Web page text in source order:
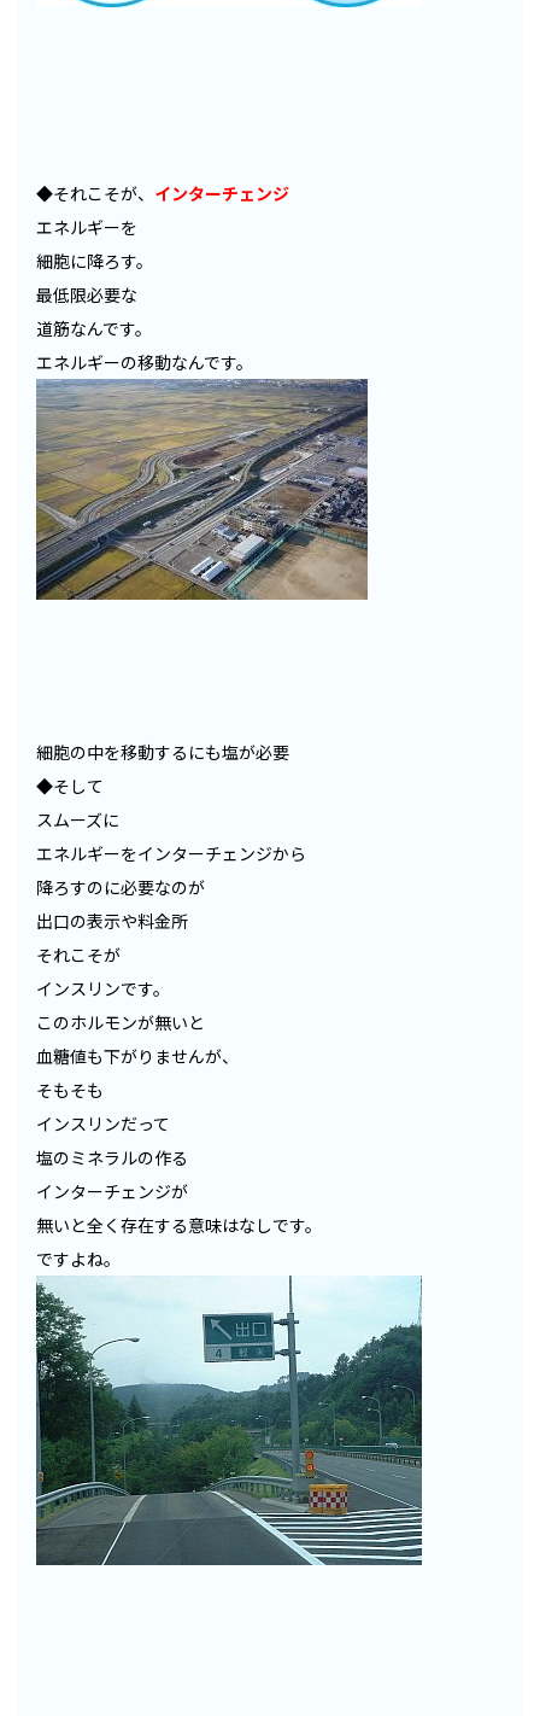
◆それこそが、 インターチェンジ
エネルギーを
細胞に降ろす。
最低限必要な
道筋なんです。
エネルギーの移動なんです。
細胞の中を移動するにも塩が必要
◆そして
スムーズに
エネルギーをインターチェンジから
降ろすのに必要なのが
出口の表示や料金所
それこそが
インスリンです。
このホルモンが無いと
血糖値も下がりませんが、
そもそも
インスリンだって
塩のミネラルの作る
インターチェンジが
無いと全く存在する意味はなしです。
ですよね。